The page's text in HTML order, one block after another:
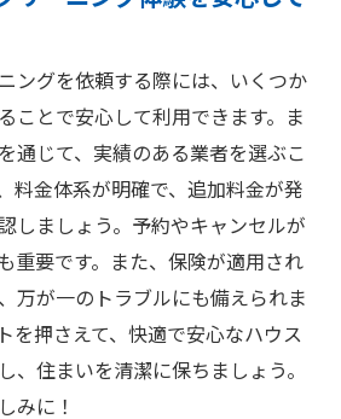
ングを依頼する際には、いくつか
ことで安心して利用できます。ま
通じて、実績のある業者を選ぶこ
料金体系が明確で、追加料金が発
しましょう。予約やキャンセルが
重要です。また、保険が適用され
万が一のトラブルにも備えられま
を押さえて、快適で安心なハウス
、住まいを清潔に保ちましょう。
みに！